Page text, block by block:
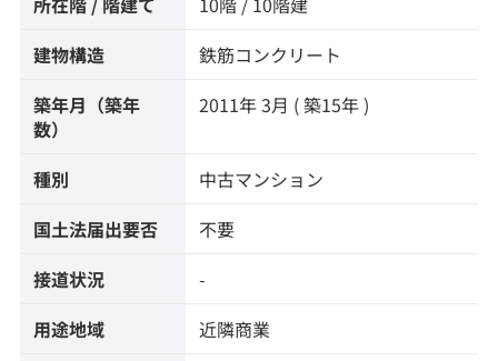
建物構造 鉄筋コンクリート
築年月（築年
数）
2011年 3月 ( 築15年 )
種別 中古マンション
国土法届出要否 不要
接道状況 -
用途地域 近隣商業